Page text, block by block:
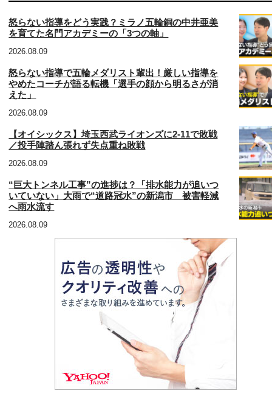
怒らない指導をどう実践？ミラノ五輪銅の中井亜美
を育てた名門アカデミーの「3つの軸」
2026.08.09
怒らない指導で五輪メダリスト輩出！厳しい指導を
やめたコーチが語る転機「選手の顔から明るさが消
えた」
2026.08.09
【オイシックス】埼玉西武ライオンズに2‐11で敗戦
／投手陣踏ん張れず失点重ね敗戦
2026.08.09
“巨大トンネル工事”の進捗は？「排水能力が追いつ
いていない」大雨で“道路冠水”の新潟市 被害軽減
へ雨水流す
2026.08.09